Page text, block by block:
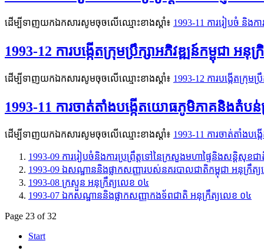
ដើម្បីទាញយកឯកសារសូមចុចលើឈ្មោះខាងស្តាំ៖ 1993-11 ការរៀបចំ និងក
1993-12 ​​ការបង្កើតក្រុមប្រឹក្សាអភិវឌ្ឍន៍កម្ពុជា អនុ
ដើម្បីទាញយកឯកសារសូមចុចលើឈ្មោះខាងស្តាំ៖ 1993-12 ​​ការបង្កើតក្រុម
1993-11 ការចាត់តាំងបង្កើតយោធភូមិភាគនិងតំប
ដើម្បីទាញយកឯកសារសូមចុចលើឈ្មោះខាងស្តាំ៖ 1993-11 ការចាត់តាំង
1993-09 ការរៀបចំនិងការប្រព្រឹត្តទៅនៃក្រសួងមហាផ្ទៃនិងសន្ដិសុខ
1993-09 ឯសណ្ឋាននិងផ្លាកសញ្ញារបស់នគរបាលជាតិកម្ពុជា អនុក្រឹត្
1993-08 ក្រស្ទួន អនុក្រឹត្យលេខ ០៤
1993-07 ឯកសណ្ឋាននិងផ្លាកសញ្ញាកងទ័ពជាតិ អនុក្រឹត្យលេខ ០៤​
Page 23 of 32
Start